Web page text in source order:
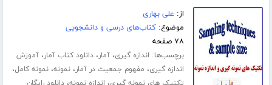
از: علی بهاری
موضوع:کتاب‌های درسی و دانشجویی
۷۸ صفحه
برچسب‌ها: اندازه گیری،آمار،دانلود کتاب آمار،آموزش
اندازه گیری، مفهوم جمعیت در آمار،نمونه،نمونه کامل،
تکنیک های نمونه گیری اندازه نمونه دانلود رایگان